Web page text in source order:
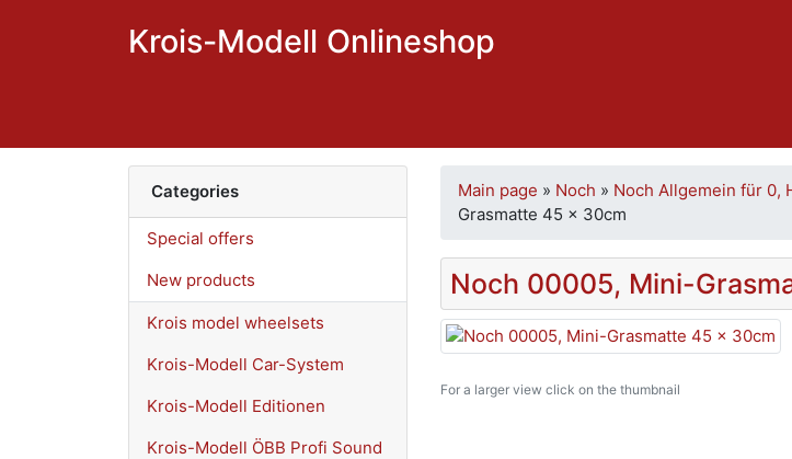
Krois-Modell Onlineshop
Categories
Special offers
New products
Krois model wheelsets
Krois-Modell Car-System
Krois-Modell Editionen
Krois-Modell ÖBB Profi Sound
Main page » Noch » Noch Allgemein für 0,
Grasmatte 45 x 30cm
Noch 00005, Mini-
For a larger view click on the thumbnail